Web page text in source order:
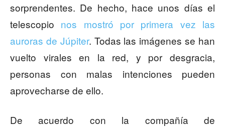
sorprendentes. De hecho, hace unos días el
telescopio nos mostró por primera vez las
auroras de Júpiter. Todas las imágenes se han
vuelto virales en la red, y por desgracia,
personas con malas intenciones pueden
aprovecharse de ello.
De acuerdo con la compañía de